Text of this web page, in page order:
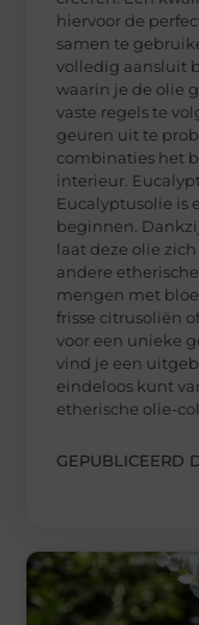
hiervoor de
samen te
volledig aansluit
waarin je de olie
vaste regels te
geuren uit te
combinaties het
interieur.
Eucalyptusolie is
beginnen.
laat deze olie
andere
mengen met
frisse citrusoliën
voor een unieke
vind je een
eindeloos kunt
etherische olie-
GEPUBLICEERD